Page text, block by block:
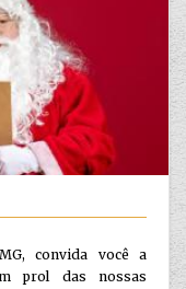
convida você a
prol das nossas